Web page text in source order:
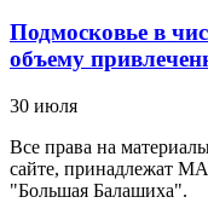
Подмосковье в
объему
30 июля
Все права на
сайте, принадлежат
"Большая Балашиха".